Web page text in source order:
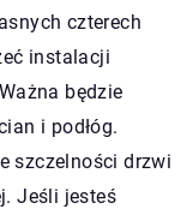
czterech
instalacji
będzie
i podłóg.
szczelności drzwi
Jeśli jesteś